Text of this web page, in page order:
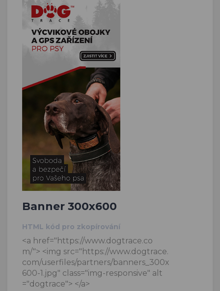
Banner 300x600
HTML kód pro zkopírování
<a href="https://www.dogtrace.co
m/"> <img src="https://www.dogtrace.
com/userfiles/partners/banners_300x
600-1.jpg" class="img-responsive" alt
="dogtrace"> </a>